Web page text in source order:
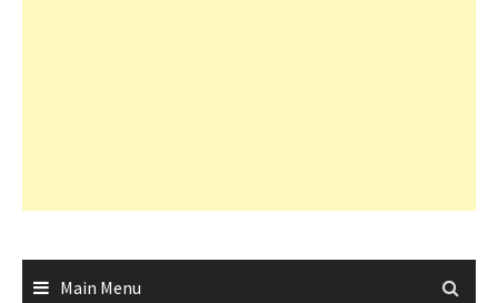
Main Menu